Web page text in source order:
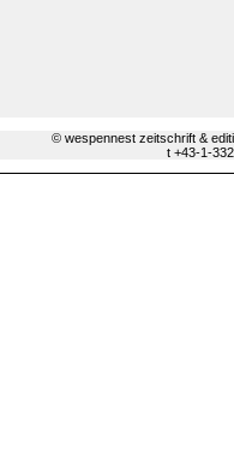
© wespennest zeitschrift &
t +43-1-